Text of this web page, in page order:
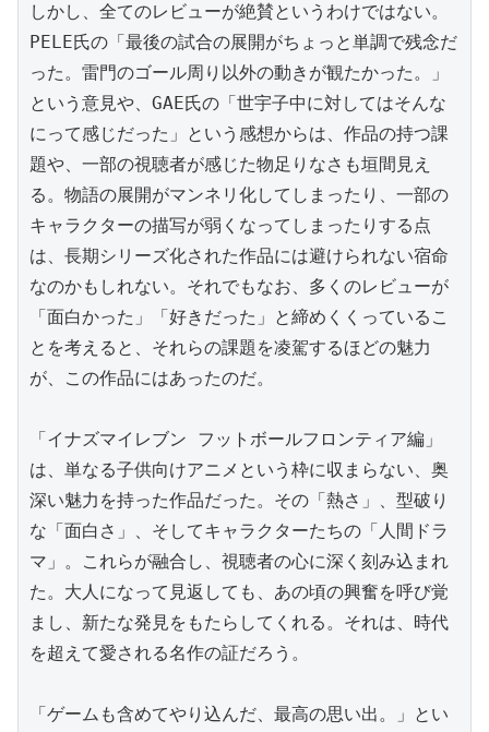
しかし、全てのレビューが絶賛というわけではない。
PELE氏の「最後の試合の展開がちょっと単調で残念だ
った。雷門のゴール周り以外の動きが観たかった。」
という意見や、GAE氏の「世宇子中に対してはそんな
にって感じだった」という感想からは、作品の持つ課
題や、一部の視聴者が感じた物足りなさも垣間見え
る。物語の展開がマンネリ化してしまったり、一部の
キャラクターの描写が弱くなってしまったりする点
は、長期シリーズ化された作品には避けられない宿命
なのかもしれない。それでもなお、多くのレビューが
「面白かった」「好きだった」と締めくくっているこ
とを考えると、それらの課題を凌駕するほどの魅力
が、この作品にはあったのだ。
「イナズマイレブン フットボールフロンティア編」
は、単なる子供向けアニメという枠に収まらない、奥
深い魅力を持った作品だった。その「熱さ」、型破り
な「面白さ」、そしてキャラクターたちの「人間ドラ
マ」。これらが融合し、視聴者の心に深く刻み込まれ
た。大人になって見返しても、あの頃の興奮を呼び覚
まし、新たな発見をもたらしてくれる。それは、時代
を超えて愛される名作の証だろう。
「ゲームも含めてやり込んだ、最高の思い出。」とい